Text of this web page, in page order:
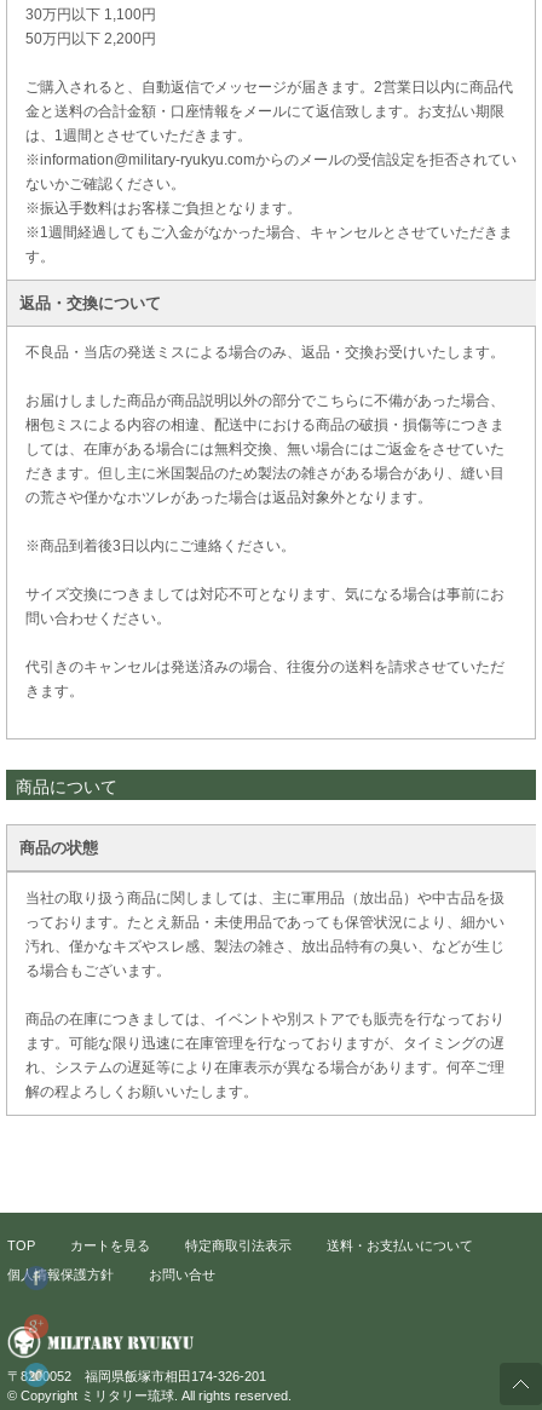
30万円以下 1,100円
50万円以下 2,200円
ご購入されると、自動返信でメッセージが届きます。2営業日以内に商品代
金と送料の合計金額・口座情報をメールにて返信致します。お支払い期限
は、1週間とさせていただきます。
※information@military-ryukyu.comからのメールの受信設定を拒否されてい
ないかご確認ください。
※振込手数料はお客様ご負担となります。
※1週間経過してもご入金がなかった場合、キャンセルとさせていただきま
す。
返品・交換について
不良品・当店の発送ミスによる場合のみ、返品・交換お受けいたします。
お届けしました商品が商品説明以外の部分でこちらに不備があった場合、
梱包ミスによる内容の相違、配送中における商品の破損・損傷等につきま
しては、在庫がある場合には無料交換、無い場合にはご返金をさせていた
だきます。但し主に米国製品のため製法の雑さがある場合があり、縫い目
の荒さや僅かなホツレがあった場合は返品対象外となります。
※商品到着後3日以内にご連絡ください。
サイズ交換につきましては対応不可となります、気になる場合は事前にお
問い合わせください。
代引きのキャンセルは発送済みの場合、往復分の送料を請求させていただ
きます。
商品について
商品の状態
当社の取り扱う商品に関しましては、主に軍用品（放出品）や中古品を扱
っております。たとえ新品・未使用品であっても保管状況により、細かい
汚れ、僅かなキズやスレ感、製法の雑さ、放出品特有の臭い、などが生じ
る場合もございます。
商品の在庫につきましては、イベントや別ストアでも販売を行なっており
ます。可能な限り迅速に在庫管理を行なっておりますが、タイミングの遅
れ、システムの遅延等により在庫表示が異なる場合があります。何卒ご理
解の程よろしくお願いいたします。
TOP カートを見る 特定商取引法表示
送料・お支払いについて
個人情報保護方針
お問い合せ
〒8200052 福岡県飯塚市相田174-326-201
© Copyright ミリタリー琉球. All rights reserved.